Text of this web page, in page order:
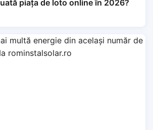
piața de loto online în 2026?